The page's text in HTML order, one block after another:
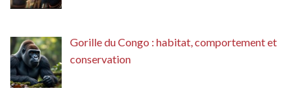
Gorille du Congo : habitat, comportement et
conservation